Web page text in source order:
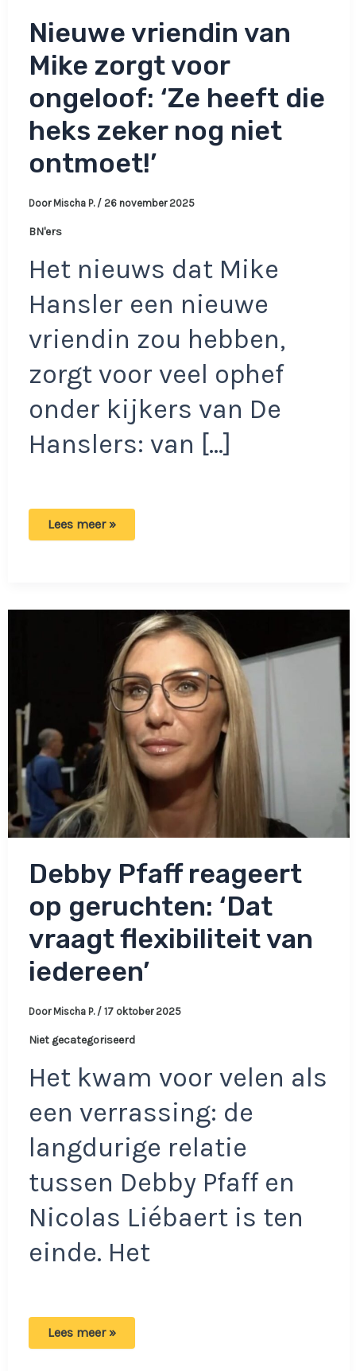
Nieuwe vriendin van
Mike zorgt voor
ongeloof: ‘Ze heeft die
heks zeker nog niet
ontmoet!’
Door Mischa P. / 26 november 2025
BN'ers
Het nieuws dat Mike
Hansler een nieuwe
vriendin zou hebben,
zorgt voor veel ophef
onder kijkers van De
Hanslers: van […]
Nieuwe
‘Ze
Lees meer »
Debby Pfaff reageert
op geruchten: ‘Dat
vraagt flexibiliteit van
iedereen’
Door Mischa P. / 17 oktober 2025
Niet gecategoriseerd
Het kwam voor velen als
een verrassing: de
langdurige relatie
tussen Debby Pfaff en
Nicolas Liébaert is ten
einde. Het
Debby
Lees meer »